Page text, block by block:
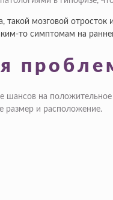
такой мозговой
то симптомам на
на
размер и расположение.